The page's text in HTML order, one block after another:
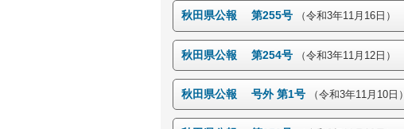
秋田県公報 第255号 （令和3年11月16日）
秋田県公報 第254号 （令和3年11月12日）
秋田県公報 号外 第1号 （令和3年11月10日）